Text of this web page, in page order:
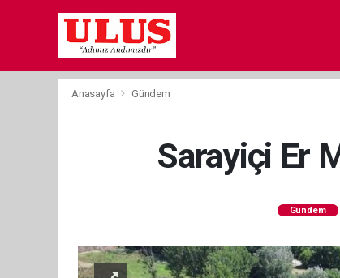
Anasayfa Gündem
Sarayiçi Er
Gündem